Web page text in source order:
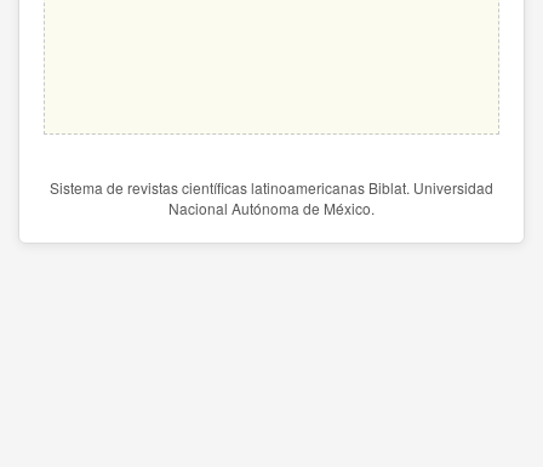
Sistema de revistas científicas latinoamericanas Biblat. Universidad
Nacional Autónoma de México.